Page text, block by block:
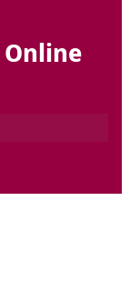
Online